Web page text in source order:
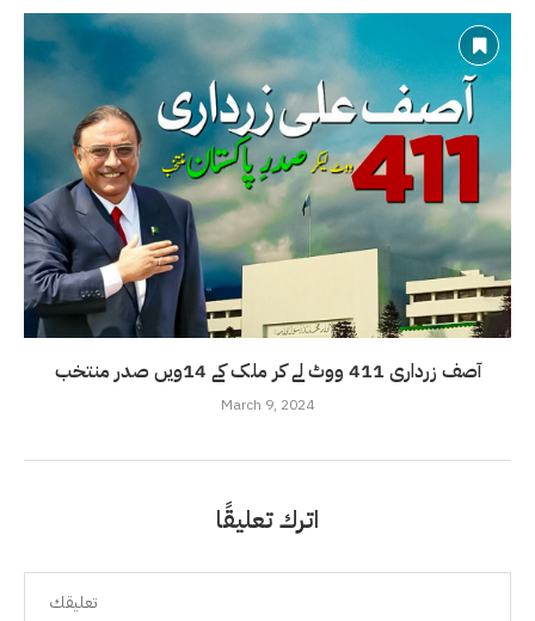
آصف زرداری 411 ووٹ لے کر ملک کے 14ویں صدر منتخب
March 9, 2024
اترك تعليقًا